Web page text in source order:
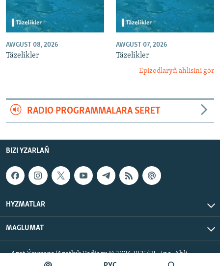
AWGUST 08, 2026
Täzelikler
AWGUST 07, 2026
Täzelikler
Epizodlaryň ählisini gör
RADIO PROGRAMMALARA SERET
BIZI YZARLAŇ
HYZMATLAR
MAGLUMAT
Azat Ýewropa/Azatlyk Radiosy © 2026 RFE/RL, Inc. Ähli
hukuklar goralan.